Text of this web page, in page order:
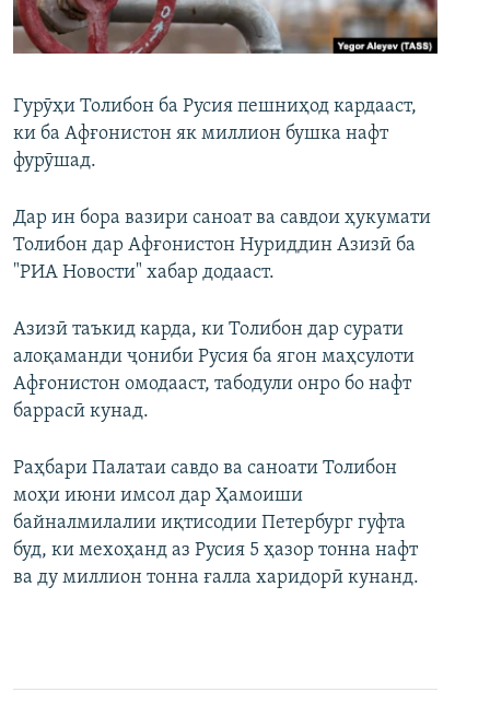
ГУЗОРИШҲОИ РАДИОӢ
Русский
ПАЙГИРӢ КУНЕД
Ҳамаи сомонаҳои RFE/RL
Гурӯҳи Толибон ба Русия пешниҳод кардааст,
ки ба Афғонистон як миллион бушка нафт
фурӯшад.
Дар ин бора вазири саноат ва савдои ҳукумати
Толибон дар Афғонистон Нуриддин Азизӣ ба
"РИА Новости" хабар додааст.
Азизӣ таъкид карда, ки Толибон дар сурати
алоқаманди ҷониби Русия ба ягон маҳсулоти
Афғонистон омодааст, табодули онро бо нафт
баррасӣ кунад.
Раҳбари Палатаи савдо ва саноати Толибон
моҳи июни имсол дар Ҳамоиши
байналмилалии иқтисодии Петербург гуфта
буд, ки мехоҳанд аз Русия 5 ҳазор тонна нафт
ва ду миллион тонна ғалла харидорӣ кунанд.